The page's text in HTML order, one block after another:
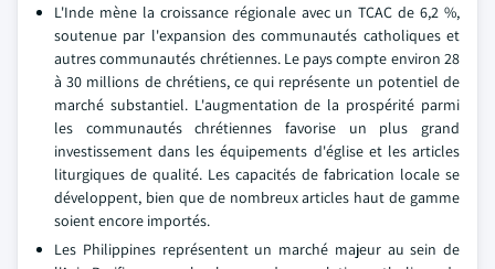
L'Inde mène la croissance régionale avec un TCAC de 6,2 %,
soutenue par l'expansion des communautés catholiques et
autres communautés chrétiennes. Le pays compte environ 28
à 30 millions de chrétiens, ce qui représente un potentiel de
marché substantiel. L'augmentation de la prospérité parmi
les communautés chrétiennes favorise un plus grand
investissement dans les équipements d'église et les articles
liturgiques de qualité. Les capacités de fabrication locale se
développent, bien que de nombreux articles haut de gamme
soient encore importés.
Les Philippines représentent un marché majeur au sein de